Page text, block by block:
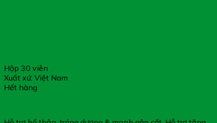
Hộp 30 viên
Xuất xứ: Việt Nam
Hết hàng